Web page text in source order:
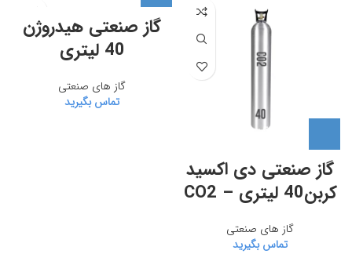
گاز صنعتی دی اکسید
کربن40 لیتری – CO2
گاز های صنعتی
تماس بگیرید
گاز صنعتی هیدروژن
40 لیتری
گاز های صنعتی
تماس بگیرید